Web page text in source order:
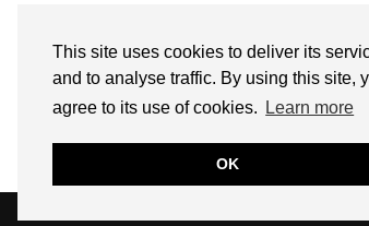
This site uses cookies to deliver its
and to analyse traffic. By using this site,
agree to its use of cookies.
Learn more
OK